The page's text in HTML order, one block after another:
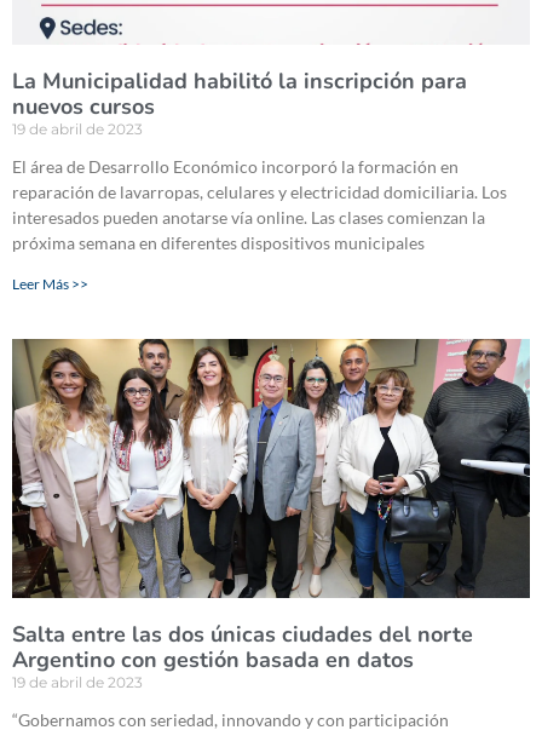
La Municipalidad habilitó la inscripción para
nuevos cursos
19 de abril de 2023
El área de Desarrollo Económico incorporó la formación en
reparación de lavarropas, celulares y electricidad domiciliaria. Los
interesados pueden anotarse vía online. Las clases comienzan la
próxima semana en diferentes dispositivos municipales
Leer Más >>
Salta entre las dos únicas ciudades del norte
Argentino con gestión basada en datos
19 de abril de 2023
“Gobernamos con seriedad, innovando y con participación